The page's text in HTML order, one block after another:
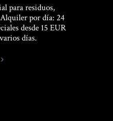
para residuos,
por día: 24
desde 15 EUR
días.